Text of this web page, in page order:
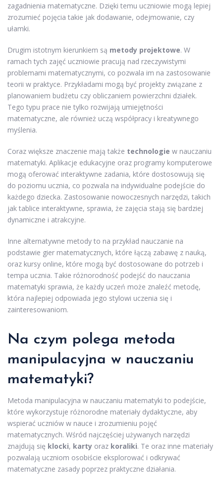
zagadnienia matematyczne. Dzięki temu uczniowie mogą lepiej
zrozumieć pojęcia takie jak dodawanie, odejmowanie, czy
ułamki.
Drugim istotnym kierunkiem są metody projektowe. W
ramach tych zajęć uczniowie pracują nad rzeczywistymi
problemami matematycznymi, co pozwala im na zastosowanie
teorii w praktyce. Przykładami mogą być projekty związane z
planowaniem budżetu czy obliczaniem powierzchni działek.
Tego typu prace nie tylko rozwijają umiejętności
matematyczne, ale również uczą współpracy i kreatywnego
myślenia.
Coraz większe znaczenie mają także technologie w nauczaniu
matematyki. Aplikacje edukacyjne oraz programy komputerowe
mogą oferować interaktywne zadania, które dostosowują się
do poziomu ucznia, co pozwala na indywidualne podejście do
każdego dziecka. Zastosowanie nowoczesnych narzędzi, takich
jak tablice interaktywne, sprawia, że zajęcia stają się bardziej
dynamiczne i atrakcyjne.
Inne alternatywne metody to na przykład nauczanie na
podstawie gier matematycznych, które łączą zabawę z nauką,
oraz kursy online, które mogą być dostosowane do potrzeb i
tempa ucznia. Takie różnorodność podejść do nauczania
matematyki sprawia, że każdy uczeń może znaleźć metodę,
która najlepiej odpowiada jego stylowi uczenia się i
zainteresowaniom.
Na czym polega metoda
manipulacyjna w nauczaniu
matematyki?
Metoda manipulacyjna w nauczaniu matematyki to podejście,
które wykorzystuje różnorodne materiały dydaktyczne, aby
wspierać uczniów w nauce i zrozumieniu pojęć
matematycznych. Wśród najczęściej używanych narzędzi
znajdują się klocki, karty oraz koraliki. Te oraz inne materiały
pozwalają uczniom osobiście eksplorować i odkrywać
matematyczne zasady poprzez praktyczne działania.